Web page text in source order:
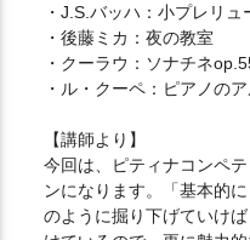
・J.S.バッハ：小プレリュ
・後藤ミカ：夜の教室
・クーラウ：ソナチネ
・ル・クーペ：ピアノの
【講師より】
今回は、ピティナコンペ
ンになります。「基本的
のように掘り下げていけ